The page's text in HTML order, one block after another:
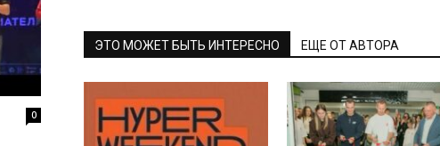
ЭТО МОЖЕТ БЫТЬ ИНТЕРЕСНО ЕЩЕ ОТ АВТОРА
0